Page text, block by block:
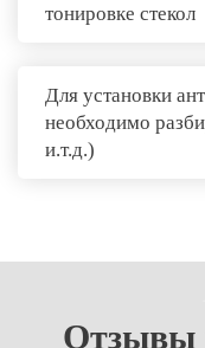
тонировке стекол
Для установки
необходимо
и.т.д.)
Отзывы